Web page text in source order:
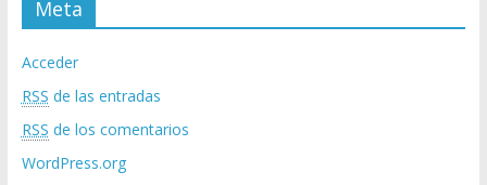
Meta
Acceder
RSS de las entradas
RSS de los comentarios
WordPress.org